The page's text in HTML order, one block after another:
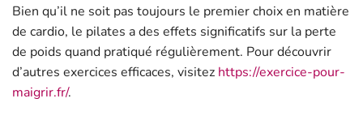
Bien qu’il ne soit pas toujours le premier choix en matière
de cardio, le pilates a des effets significatifs sur la perte
de poids quand pratiqué régulièrement. Pour découvrir
d’autres exercices efficaces, visitez https://exercice-pour-
maigrir.fr/.